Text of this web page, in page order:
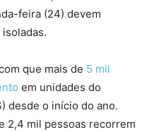
feira (24) devem
que mais de 5 mil
em unidades do
desde o início do ano.
2,4 mil pessoas recorrem